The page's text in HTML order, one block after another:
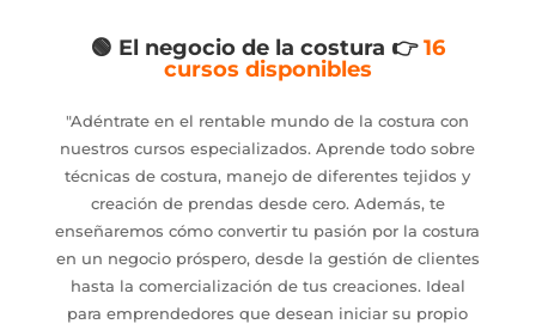
🟢 El negocio de la costura 👉16
cursos disponibles
"Adéntrate en el rentable mundo de la costura con
nuestros cursos especializados. Aprende todo sobre
técnicas de costura, manejo de diferentes tejidos y
creación de prendas desde cero. Además, te
enseñaremos cómo convertir tu pasión por la costura
en un negocio próspero, desde la gestión de clientes
hasta la comercialización de tus creaciones. Ideal
para emprendedores que desean iniciar su propio